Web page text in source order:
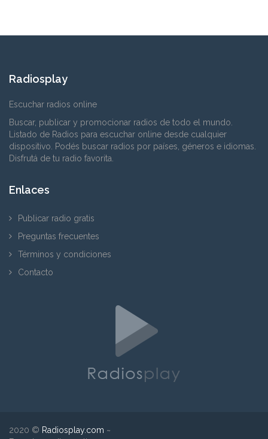
Radiosplay
Escuchar radios online
Buscar, publicar y promocionar radios de todo el mundo.
Listado de Radios para escuchar online desde cualquier
dispositivo. Podés buscar radios por países, géneros e idiomas.
Disfrutá de tu radio favorita.
Enlaces
Publicar radio gratis
Preguntas frecuentes
Términos y condiciones
Contacto
2020 © Radiosplay.com ~